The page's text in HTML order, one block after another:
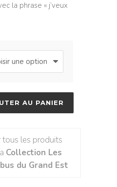
la phrase « j’veux
AU PANIER
tous les produits
Collection Les
du Grand Est